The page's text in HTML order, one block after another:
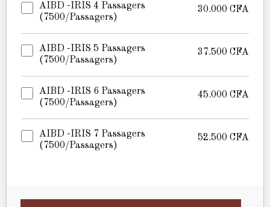
AIBD -IRIS 4 Passagers
(7500/passagers)
30.000 CFA
AIBD -IRIS 5 Passagers
(7500/passagers)
37.500 CFA
AIBD -IRIS 6 Passagers
(7500/passagers)
45.000 CFA
AIBD -IRIS 7 Passagers
(7500/passagers)
52.500 CFA